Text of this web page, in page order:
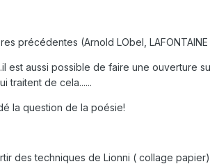
précédentes (Arnold LObel,
est aussi possible de faire une ouverture
traitent de cela......
la question de la poésie!
des techniques de Lionni ( collage